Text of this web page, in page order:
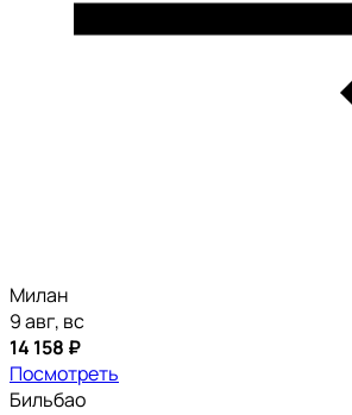
Милан
9 авг, вс
14 158 ₽
Посмотреть
Бильбао